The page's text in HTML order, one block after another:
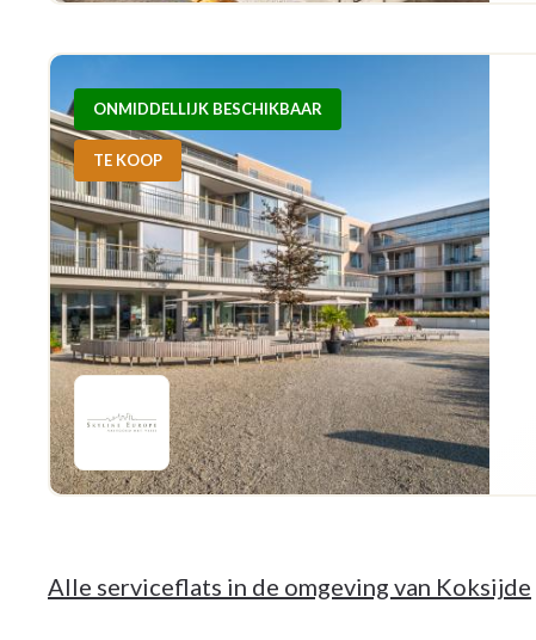
ONMIDDELLIJK BESCHIKBAAR
TE KOOP
Alle serviceflats in de omgeving van Koksijde